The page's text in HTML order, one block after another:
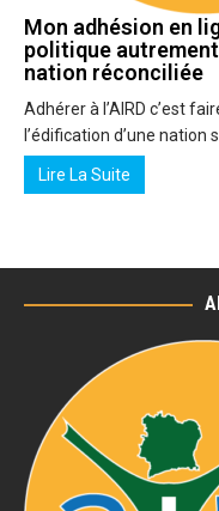
Mon adhésion en
politique
nation réconciliée
Adhérer à l’AIRD c’est
l’édification d’une nation
Lire La Suite